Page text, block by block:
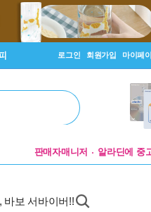
로그인 회원가입 마이페
판매자매니저 알라딘에 중
바보 서바이버!!